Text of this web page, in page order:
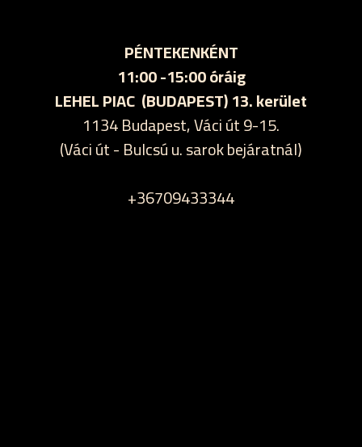
PÉNTEKENKÉNT
11:00 -15:00 óráig
LEHEL PIAC (BUDAPEST) 13. kerület
1134 Budapest, Váci út 9-15.
(Váci út - Bulcsú u. sarok bejáratnál)
+36709433344